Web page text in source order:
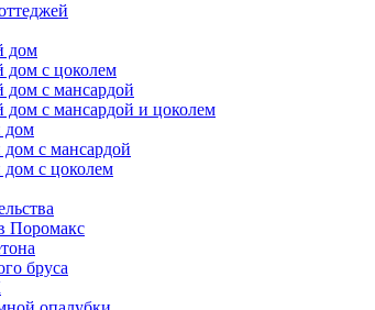
дом
с цоколем
с мансардой
с мансардой и цоколем
дом
с мансардой
с цоколем
Поромакс
бруса